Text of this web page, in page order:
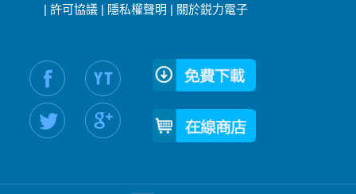
| 許可協議| 隱私權聲明 | 關於鋭力電子
社交媒體信息：